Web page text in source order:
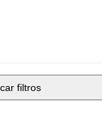
filtros